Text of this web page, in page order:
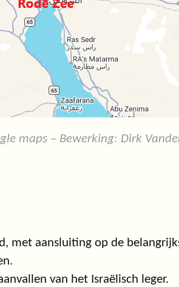
maps – Bewerking: Dirk
met aansluiting op de
van het Israëlisch leger.